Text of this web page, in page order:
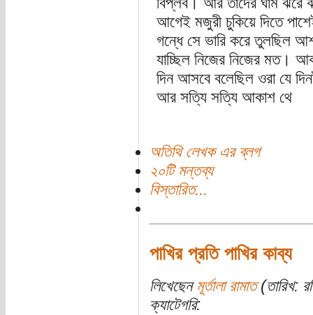
আগেই মজুরী চুকিয়ে দিতে
গন্ধে সে ভারি করে তুলছিল
যাচ্ছিল নিজের নিজের মত।
দিন আসবে বলেছিল ওরা যে
আর সত্যি সত্যি আকাশ থে
অতিথি লেখক এর ব্লগ
২০টি মন্তব্য
বিস্তারিত...
পাখির প্রতি পাখির কাব্য
লিখেছেন মূর্তালা রামাত(তারিখ:
ক্যাটেগরি: